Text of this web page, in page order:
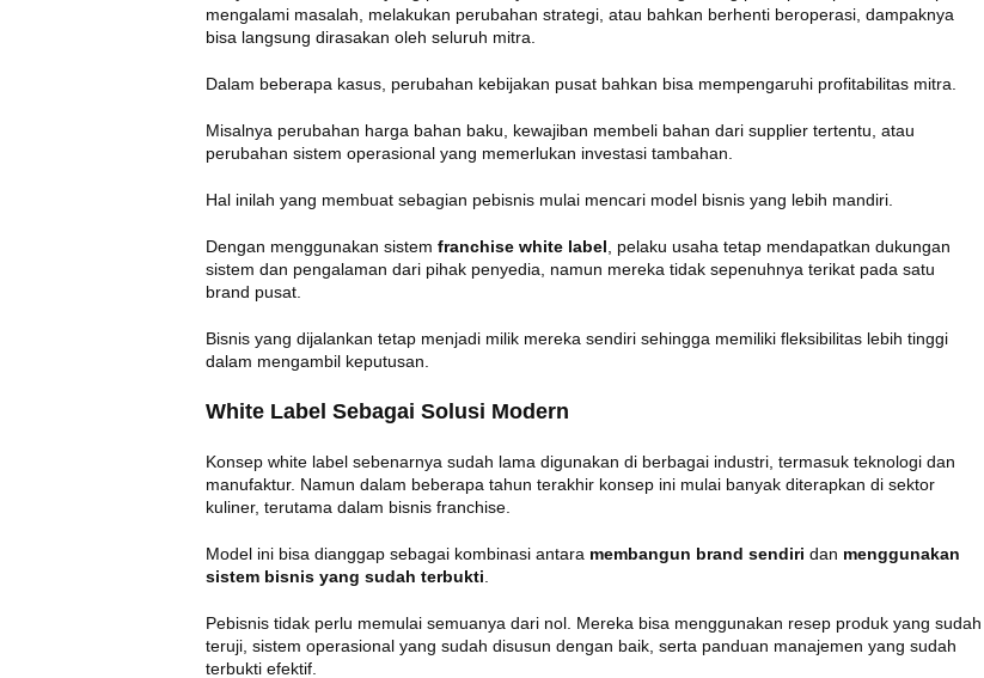
mengalami masalah, melakukan perubahan strategi, atau bahkan berhenti beroperasi, dampaknya
bisa langsung dirasakan oleh seluruh mitra.
Dalam beberapa kasus, perubahan kebijakan pusat bahkan bisa mempengaruhi profitabilitas mitra.
Misalnya perubahan harga bahan baku, kewajiban membeli bahan dari supplier tertentu, atau
perubahan sistem operasional yang memerlukan investasi tambahan.
Hal inilah yang membuat sebagian pebisnis mulai mencari model bisnis yang lebih mandiri.
Dengan menggunakan sistem franchise white label , pelaku usaha tetap mendapatkan dukungan
sistem dan pengalaman dari pihak penyedia, namun mereka tidak sepenuhnya terikat pada satu
brand pusat.
Bisnis yang dijalankan tetap menjadi milik mereka sendiri sehingga memiliki fleksibilitas lebih tinggi
dalam mengambil keputusan.
White Label Sebagai Solusi Modern
Konsep white label sebenarnya sudah lama digunakan di berbagai industri, termasuk teknologi dan
manufaktur. Namun dalam beberapa tahun terakhir konsep ini mulai banyak diterapkan di sektor
kuliner, terutama dalam bisnis franchise.
Model ini bisa dianggap sebagai kombinasi antara membangun brand sendiri dan menggunakan
sistem bisnis yang sudah terbukti
Pebisnis tidak perlu memulai semuanya dari nol. Mereka bisa menggunakan resep produk yang sudah
teruji, sistem operasional yang sudah disusun dengan baik, serta panduan manajemen yang sudah
terbukti efektif.